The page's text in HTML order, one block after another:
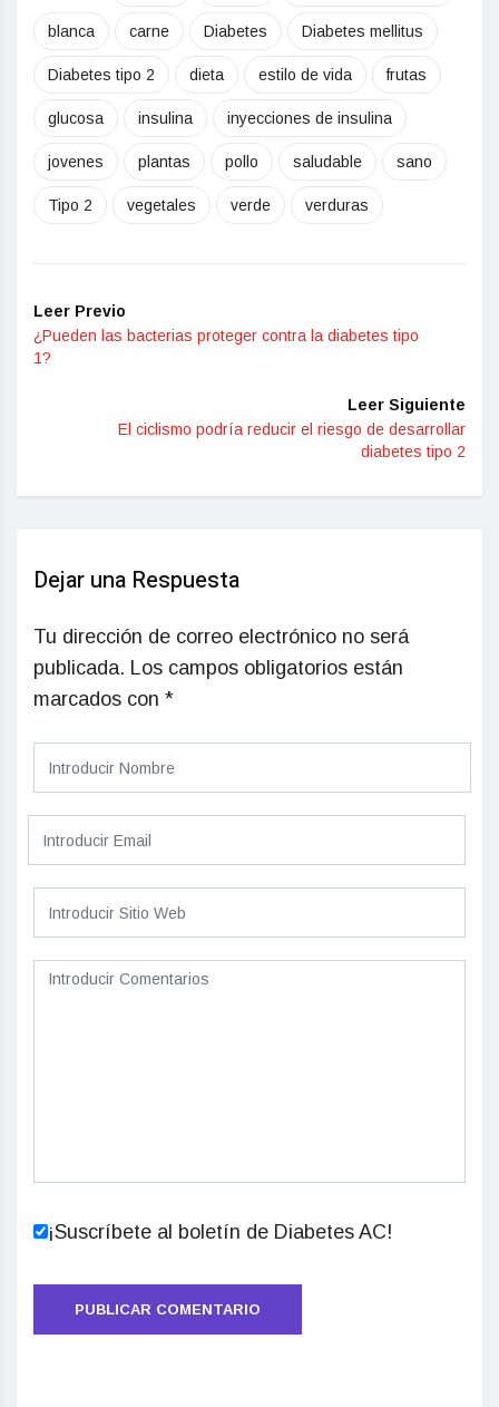
blanca carne Diabetes Diabetes mellitus
Diabetes tipo 2 dieta estilo de vida frutas
glucosa insulina inyecciones de insulina
jovenes plantas pollo saludable sano
Tipo 2 vegetales verde verduras
Leer Previo
¿Pueden las bacterias proteger contra la diabetes tipo
1?
Leer Siguiente
El ciclismo podría reducir el riesgo de desarrollar
diabetes tipo 2
Dejar una Respuesta
Tu dirección de correo electrónico no será
publicada. Los campos obligatorios están
marcados con *
¡Suscríbete al boletín de Diabetes AC!